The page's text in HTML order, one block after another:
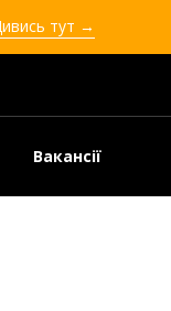
тут →
Вакансії